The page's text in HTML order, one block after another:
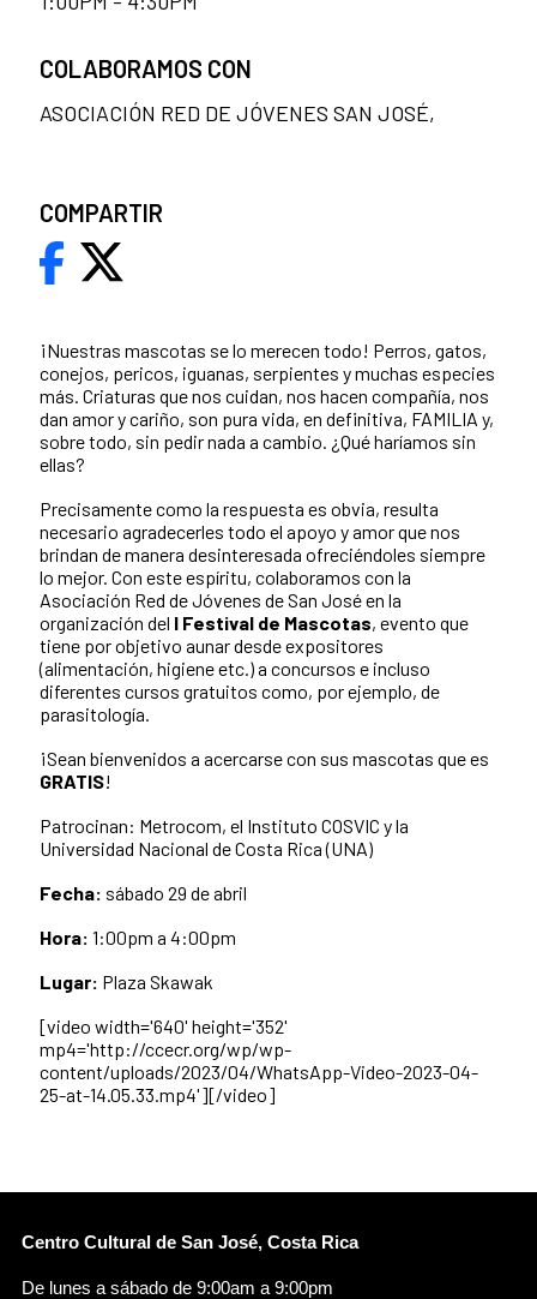
¡Nuestras mascotas se lo merecen todo! Perros, gatos,
conejos, pericos, iguanas, serpientes y muchas especies
más. Criaturas que nos cuidan, nos hacen compañía, nos
dan amor y cariño, son pura vida, en definitiva, FAMILIA y,
sobre todo, sin pedir nada a cambio. ¿Qué haríamos sin
ellas?
Precisamente como la respuesta es obvia, resulta
necesario agradecerles todo el apoyo y amor que nos
brindan de manera desinteresada ofreciéndoles siempre
lo mejor. Con este espíritu, colaboramos con la
Asociación Red de Jóvenes de San José en la
organización del I Festival de Mascotas, evento que
tiene por objetivo aunar desde expositores
(alimentación, higiene etc.) a concursos e incluso
diferentes cursos gratuitos como, por ejemplo, de
parasitología.
¡Sean bienvenidos a acercarse con sus mascotas que es
GRATIS!
Patrocinan: Metrocom, el Instituto COSVIC y la
Universidad Nacional de Costa Rica (UNA)
Fecha: sábado 29 de abril
Hora: 1:00pm a 4:00pm
Lugar: Plaza Skawak
[video width='640' height='352'
mp4='http://ccecr.org/wp/wp-
content/uploads/2023/04/WhatsApp-Video-2023-04-
25-at-14.05.33.mp4'][/video]
COLABORAMOS CON
ASOCIACIÓN RED DE JÓVENES SAN JOSÉ,
COMPARTIR
Centro Cultural de San José, Costa Rica
De lunes a sábado de 9:00am a 9:00pm